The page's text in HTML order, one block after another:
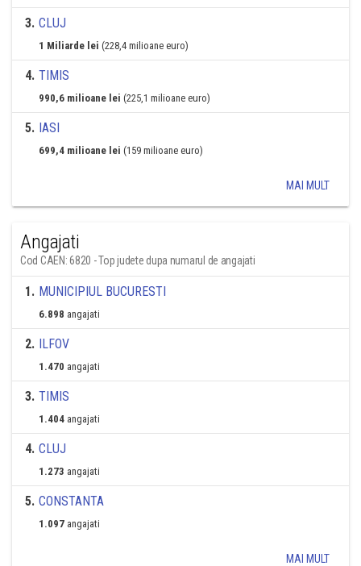
3. CLUJ
1 Miliarde lei (228,4 milioane euro)
4. TIMIS
990,6 milioane lei (225,1 milioane euro)
5. IASI
699,4 milioane lei (159 milioane euro)
MAI MULT
Angajati
Cod CAEN: 6820 - Top judete dupa numarul de angajati
1. MUNICIPIUL BUCURESTI
6.898 angajati
2. ILFOV
1.470 angajati
3. TIMIS
1.404 angajati
4. CLUJ
1.273 angajati
5. CONSTANTA
1.097 angajati
MAI MULT